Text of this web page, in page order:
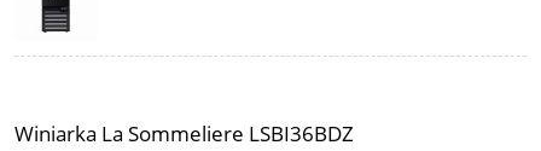
Winiarka La Sommeliere LSBI36BDZ